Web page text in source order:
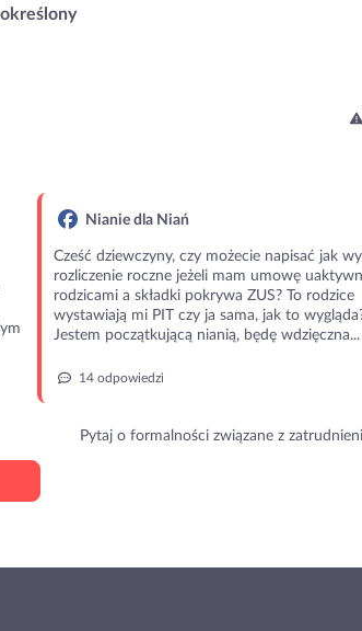
Nianie dla Niań
Cześć dziewczyny, czy możecie napisać jak
rozliczenie roczne jeżeli mam umowę
rodzicami a składki pokrywa ZUS? To rodzice
wystawiają mi PIT czy ja sama, jak to
Jestem początkującą nianią, będę wdzięczna...
14 odpowiedzi
Pytaj o formalności związane z